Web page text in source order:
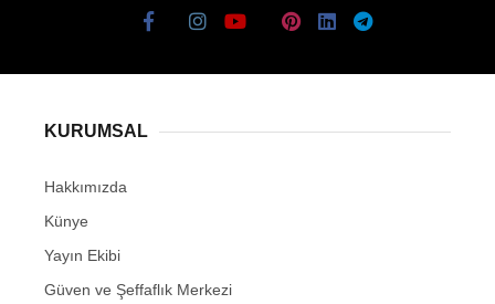
KURUMSAL
Hakkımızda
Künye
Yayın Ekibi
Güven ve Şeffaflık Merkezi